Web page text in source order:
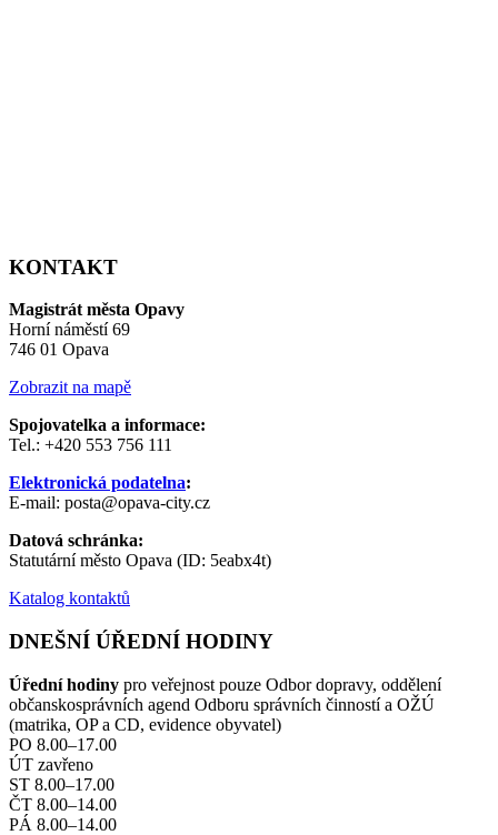
KONTAKT
Magistrát města Opavy
Horní náměstí 69
746 01 Opava
Zobrazit na mapě
Spojovatelka a informace:
Tel.: +420 553 756 111
Elektronická podatelna:
E-mail: posta@opava-city.cz
Datová schránka:
Statutární město Opava (ID: 5eabx4t)
Katalog kontaktů
DNEŠNÍ ÚŘEDNÍ HODINY
Úřední hodiny pro veřejnost pouze Odbor dopravy, oddělení
občanskosprávních agend Odboru správních činností a OŽÚ
(matrika, OP a CD, evidence obyvatel)
PO 8.00–17.00
ÚT zavřeno
ST 8.00–17.00
ČT 8.00–14.00
PÁ 8.00–14.00